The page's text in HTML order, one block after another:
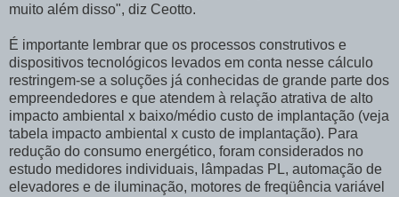
muito além disso", diz Ceotto.
É importante lembrar que os processos construtivos e
dispositivos tecnológicos levados em conta nesse cálculo
restringem-se a soluções já conhecidas de grande parte dos
empreendedores e que atendem à relação atrativa de alto
impacto ambiental x baixo/médio custo de implantação (veja
tabela impacto ambiental x custo de implantação). Para
redução do consumo energético, foram considerados no
estudo medidores individuais, lâmpadas PL, automação de
elevadores e de iluminação, motores de freqüência variável